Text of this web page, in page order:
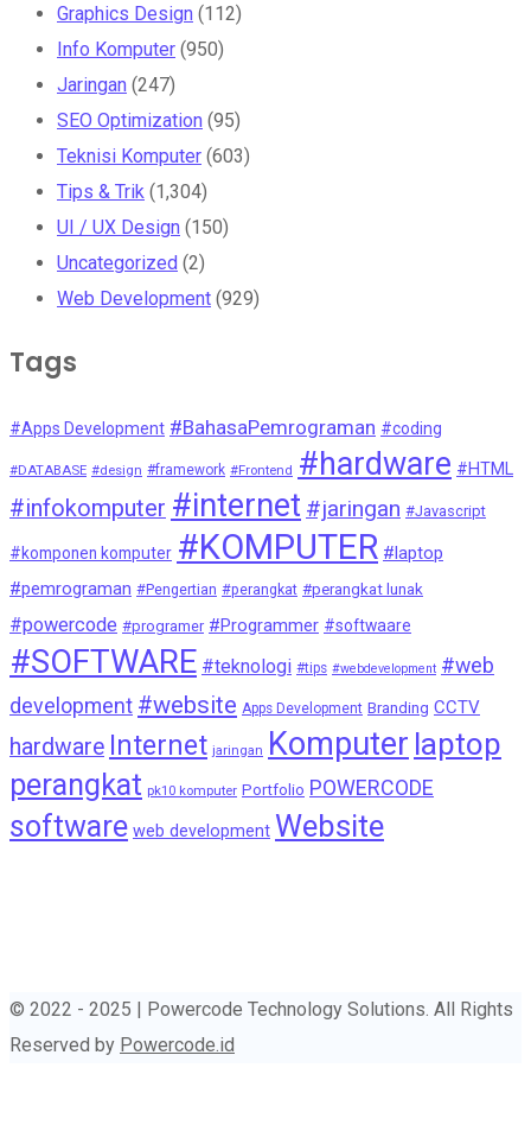
Graphics Design (112)
Info Komputer (950)
Jaringan (247)
SEO Optimization (95)
Teknisi Komputer (603)
Tips & Trik (1,304)
UI / UX Design (150)
Uncategorized (2)
Web Development (929)
Tags
#Apps Development #BahasaPemrograman #coding
#DATABASE #design #framework #Frontend #hardware #HTML
#infokomputer #internet #jaringan #Javascript
#komponen komputer #KOMPUTER #laptop
#pemrograman #Pengertian #perangkat #perangkat lunak
#powercode #programer #Programmer #softwaare
#SOFTWARE #teknologi #tips #webdevelopment #web
development #website Apps Development Branding CCTV
hardware Internet jaringan Komputer laptop
perangkat pk10 komputer Portfolio POWERCODE
software web development Website
© 2022 - 2025 | Powercode Technology Solutions. All Rights
Reserved by Powercode.id